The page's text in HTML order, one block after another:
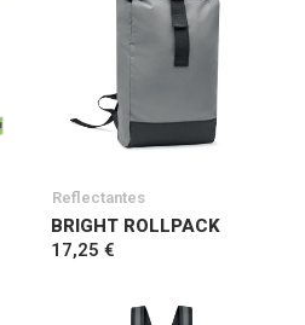
Reflectantes
BRIGHT ROLLPACK
17,25 €